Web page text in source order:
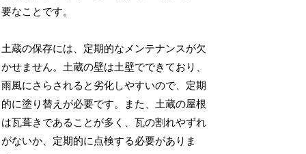
要なことです。
土蔵の保存には、定期的なメンテナンスが欠
かせません。土蔵の壁は土壁でできており、
雨風にさらされると劣化しやすいので、定期
的に塗り替えが必要です。また、土蔵の屋根
は瓦葺きであることが多く、瓦の割れやずれ
がないか、定期的に点検する必要がありま